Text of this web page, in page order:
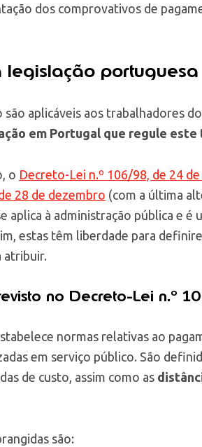
dos comprovativos de
são aplicáveis aos trabalhadores
em Portugal que regule este
o Decreto-Lei n.º 106/98, de 24 de
28 de dezembro (com a última
aplica à administração pública e
estas têm liberdade para
atribuir.
no Decreto-Lei n.º
normas relativas ao
em serviço público. São
de custo, assim como as
são: